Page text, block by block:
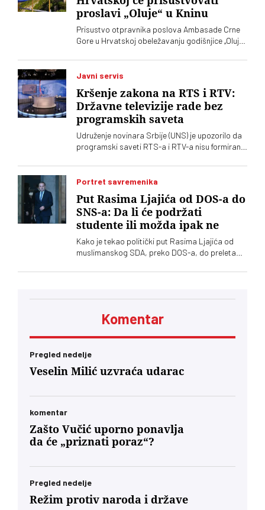
„Vreme“ kaže da je alarmantno da tendencije
odricanja od izvornih principa i mazohizma
postoje ne samo na lokalu, već i u samom vrhu
SPS-a
proslavi „Oluje“ u Kninu
Prisustvo otpravnika poslova Ambasade Crne
Gore u Hrvatskoj obeležavanju godišnjice „Oluje“
Vučić je poručio da je reč o proslavi zločina
počinjenih nad srpskim narodom
Javni servis
Kršenje zakona na RTS i RTV:
Državne televizije rade bez
programskih saveta
Udruženje novinara Srbije (UNS) je upozorilo da
programski saveti RTS-a i RTV-a nisu formirani
čega se postavlja pitanje poštovanja zakonskih
procedura i funkcionisanja mehanizama
Portret savremenika
Put Rasima Ljajića od DOS-a do
SNS-a: Da li će podržati
studente ili možda ipak ne
Kako je tekao politički put Rasima Ljajića od
muslimanskog SDA, preko DOS-a, do preleta
će se usuditi da javno podrži studente?
Komentar
Pregled nedelje
Veselin Milić uzvraća udarac
komentar
Zašto Vučić uporno ponavlja
da će „priznati poraz“?
Pregled nedelje
Režim protiv naroda i države